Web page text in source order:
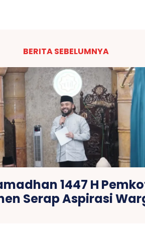
BERITA SEBELUMNYA
1447 H
Serap Aspirasi